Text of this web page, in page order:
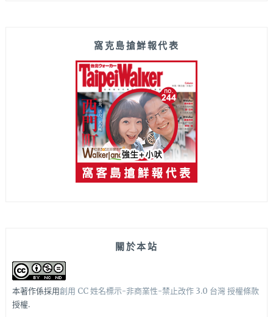
窩克島搶鮮報代表
關於本站
本著作係採用創用 CC 姓名標示-非商業性-禁止改作 3.0 台灣 授權條款
授權.